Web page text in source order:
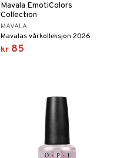
Mavala EmotiColors
Collection
MAVALA
Mavalas vårkolleksjon 2026
kr 85